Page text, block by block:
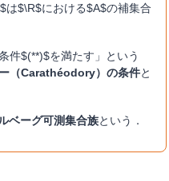
は$\R$における$A$の補集合
件$(**)$を満たす」という
（Carathéodory）の条件と
ベーグ可測集合族という．